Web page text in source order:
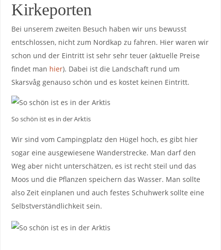
Kirkeporten
Bei unserem zweiten Besuch haben wir uns bewusst
entschlossen, nicht zum Nordkap zu fahren. Hier waren wir
schon und der Eintritt ist sehr sehr teuer (aktuelle Preise
findet man hier). Dabei ist die Landschaft rund um
Skarsvåg genauso schön und es kostet keinen Eintritt.
So schön ist es in der Arktis
Wir sind vom Campingplatz den Hügel hoch, es gibt hier
sogar eine ausgewiesene Wanderstrecke. Man darf den
Weg aber nicht unterschätzen, es ist recht steil und das
Moos und die Pflanzen speichern das Wasser. Man sollte
also Zeit einplanen und auch festes Schuhwerk sollte eine
Selbstverständlichkeit sein.